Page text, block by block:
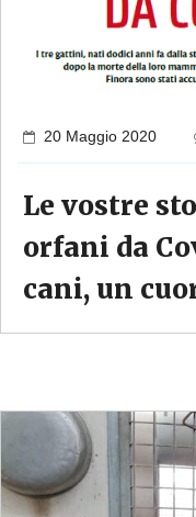
20 Maggio 2020
Le vostre
orfani da
cani, un